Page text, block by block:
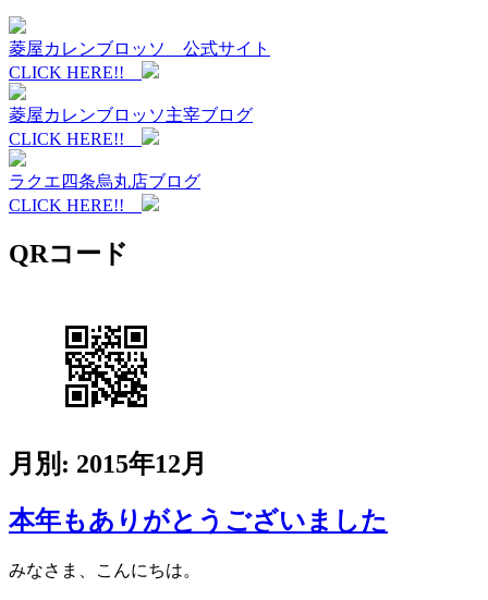
菱屋カレンブロッソ 公式サイト
CLICK HERE!!
菱屋カレンブロッソ主宰ブログ
CLICK HERE!!
ラクエ四条烏丸店ブログ
CLICK HERE!!
QRコード
月別: 2015年12月
本年もありがとうございました
みなさま、こんにちは。